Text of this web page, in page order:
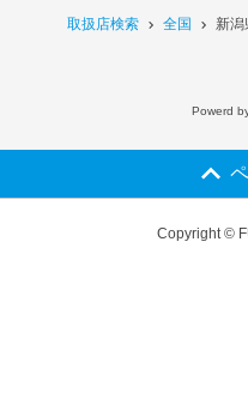
取扱店検索 全国 新
Powerd
Copyright ©